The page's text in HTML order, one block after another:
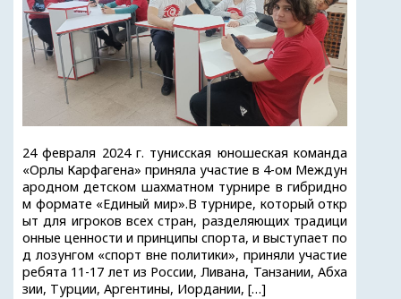
24 февраля 2024 г. тунисская юношеская команда
«Орлы Карфагена» приняла участие в 4-ом Междун
ародном детском шахматном турнире в гибридно
м формате «Единый мир».В турнире, который откр
ыт для игроков всех стран, разделяющих традици
онные ценности и принципы спорта, и выступает по
д лозунгом «спорт вне политики», приняли участие
ребята 11-17 лет из России, Ливана, Танзании, Абха
зии, Турции, Аргентины, Иордании, […]